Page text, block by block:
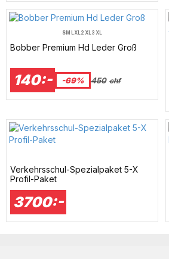
S M XL 2XL 3XL
Bobber Premium Hd Leder Groß
140:- -69% 450 chf
Verkehrsschul-Spezialpaket 5-X
Profil-Paket
3700:-